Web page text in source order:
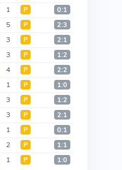
1 Р 0:1
5 Р 2:3
3 Р 2:1
3 Р 1:2
4 Р 2:2
1 Р 1:0
3 Р 1:2
3 Р 2:1
1 Р 0:1
2 Р 1:1
1 Р 1:0